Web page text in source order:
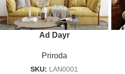
Ad Dayr
Priroda
SKU: LAN0001